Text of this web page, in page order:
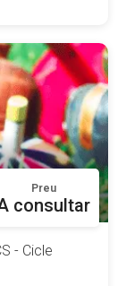
Preu
consultar
- Cicle